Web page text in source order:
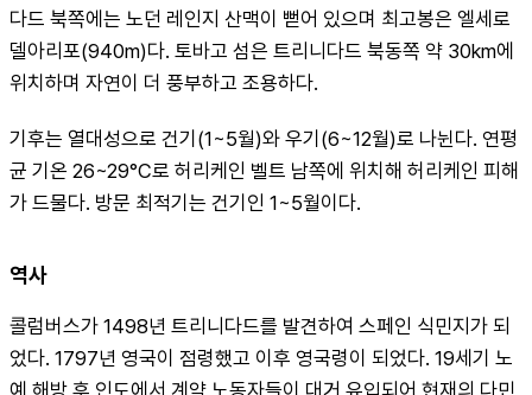
다드 북쪽에는 노던 레인지 산맥이 뻗어 있으며 최고봉은 엘세로
델아리포(940m)다. 토바고 섬은 트리니다드 북동쪽 약 30km에
위치하며 자연이 더 풍부하고 조용하다.
기후는 열대성으로 건기(1~5월)와 우기(6~12월)로 나뉜다. 연평
균 기온 26~29°C로 허리케인 벨트 남쪽에 위치해 허리케인 피해
가 드물다. 방문 최적기는 건기인 1~5월이다.
역사
콜럼버스가 1498년 트리니다드를 발견하여 스페인 식민지가 되
었다. 1797년 영국이 점령했고 이후 영국령이 되었다. 19세기 노
예 해방 후 인도에서 계약 노동자들이 대거 유입되어 현재의 다민